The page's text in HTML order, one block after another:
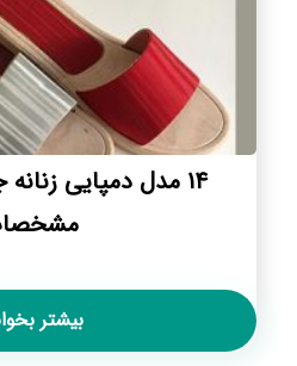
۱۴ مدل دمپایی
بیشتر